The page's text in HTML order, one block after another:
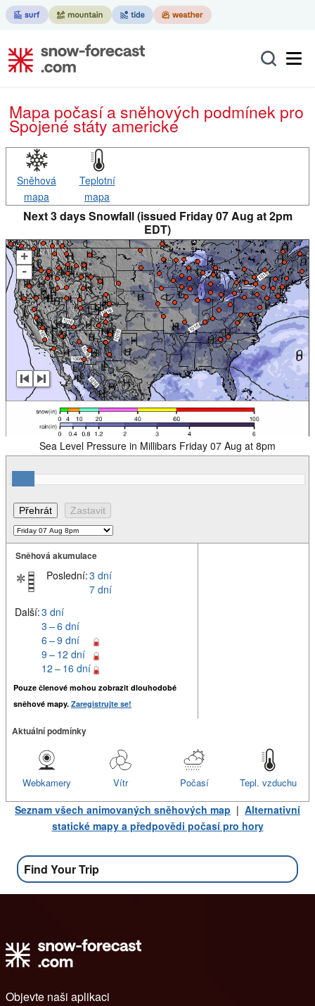
Mapa počasí a sněhových podmínek pro
Spojené státy americké
Sněhová
mapa
Teplotní
mapa
Next 3 days Snowfall (issued Friday 07 Aug at 2pm
EDT)
+
-
Sea Level Pressure in Millibars Friday 07 Aug at 8pm
Sněhová akumulace
Poslední:3 dní
7 dní
Další:3 dní
3 – 6 dní
6 – 9 dní
9 – 12 dní
12 – 16 dní
Pouze členové mohou zobrazit dlouhodobé
sněhové mapy. Zaregistrujte se!
Aktuální podmínky
Tepl. vzduchu
Počasí
Vítr
Webkamery
Seznam všech animovaných sněhových map | Alternativní
statické mapy a předpovědi počasí pro hory
Find Your Trip
Objevte naši aplikaci